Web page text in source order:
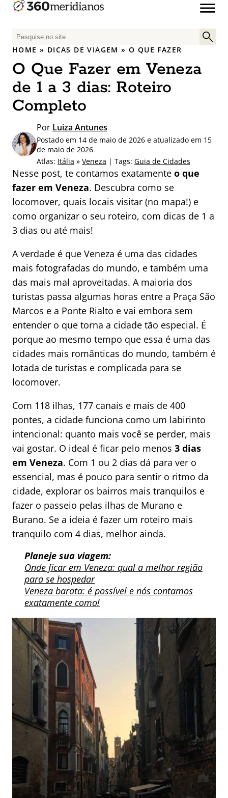
P
e
q
u
i
s
p
o
r
:
HOME » DICAS DE VIAGEM »O QUE FAZER
O Que Fazer em Veneza
de 1 a 3 dias: Roteiro
Completo
Por Luiza Antunes
Postado em 14 de maio de 2026 e atualizado em 15
de maio de 2026
Atlas: Itália » Veneza | Tags: Guia de Cidades
Nesse post, te contamos exatamente o que
fazer em Veneza. Descubra como se
locomover, quais locais visitar (no mapa!) e
como organizar o seu roteiro, com dicas de 1 a
3 dias ou até mais!
A verdade é que Veneza é uma das cidades
mais fotografadas do mundo, e também uma
das mais mal aproveitadas. A maioria dos
turistas passa algumas horas entre a Praça São
Marcos e a Ponte Rialto e vai embora sem
entender o que torna a cidade tão especial. É
porque ao mesmo tempo que essa é uma das
cidades mais românticas do mundo, também é
lotada de turistas e complicada para se
locomover.
Com 118 ilhas, 177 canais e mais de 400
pontes, a cidade funciona como um labirinto
intencional: quanto mais você se perder, mais
vai gostar. O ideal é ficar pelo menos 3 dias
em Veneza. Com 1 ou 2 dias dá para ver o
essencial, mas é pouco para sentir o ritmo da
cidade, explorar os bairros mais tranquilos e
fazer o passeio pelas ilhas de Murano e
Burano. Se a ideia é fazer um roteiro mais
tranquilo com 4 dias, melhor ainda.
Planeje sua viagem:
Onde ficar em Veneza: qual a melhor região
para se hospedar
Veneza barata: é possível e nós contamos
exatamente como!